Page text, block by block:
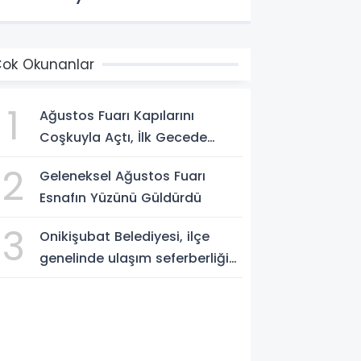
Okunanlar
1
Ağustos Fuarı Kapılarını
Coşkuyla Açtı, İlk Gecede
2
Geleneksel Ağustos Fuarı
Esnafın Yüzünü Güldürdü
3
Onikişubat Belediyesi, ilçe
genelinde ulaşım seferberliğini